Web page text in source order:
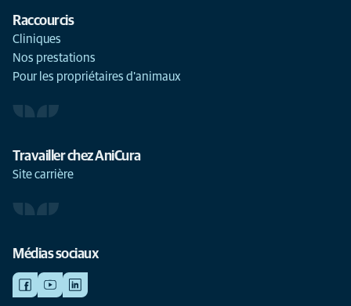
Raccourcis
Cliniques
Nos prestations
Pour les propriétaires d'animaux
Travailler chez AniCura
Site carrière
Médias sociaux